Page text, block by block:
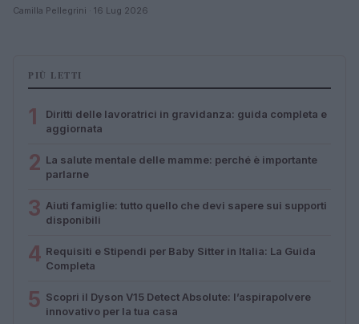
Camilla Pellegrini · 16 Lug 2026
PIÙ LETTI
1
Diritti delle lavoratrici in gravidanza: guida completa e
aggiornata
2 La salute mentale delle mamme: perché è importante
parlarne
3 Aiuti famiglie: tutto quello che devi sapere sui supporti
disponibili
4 Requisiti e Stipendi per Baby Sitter in Italia: La Guida
Completa
5 Scopri il Dyson V15 Detect Absolute: l’aspirapolvere
innovativo per la tua casa